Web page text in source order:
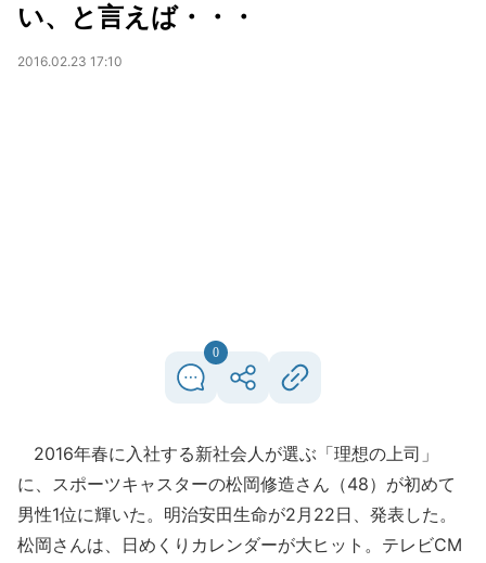
い、と言えば・・・
2016.02.23 17:10
0
2016年春に入社する新社会人が選ぶ「理想の上司」
に、スポーツキャスターの松岡修造さん（48）が初めて
男性1位に輝いた。明治安田生命が2月22日、発表した。
松岡さんは、日めくりカレンダーが大ヒット。テレビCM